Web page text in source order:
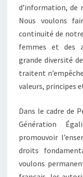
d’information, de
Nous voulons
continuité de
femmes et des
grande diversité
traitent
valeurs, principes
Dans le cadre de
Génération
promouvoir
droits
voulons